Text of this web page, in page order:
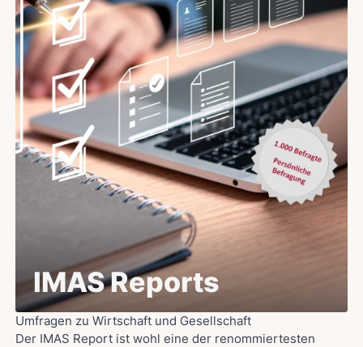
IMAS Reports
Umfragen zu Wirtschaft und Gesellschaft
Der IMAS Report ist wohl eine der renommiertesten